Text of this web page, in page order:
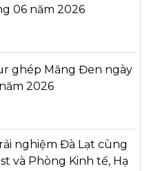
06 năm 2026
ghép Măng Đen ngày
2026
nghiệm Đà Lạt cùng
và Phòng Kinh tế, Hạ